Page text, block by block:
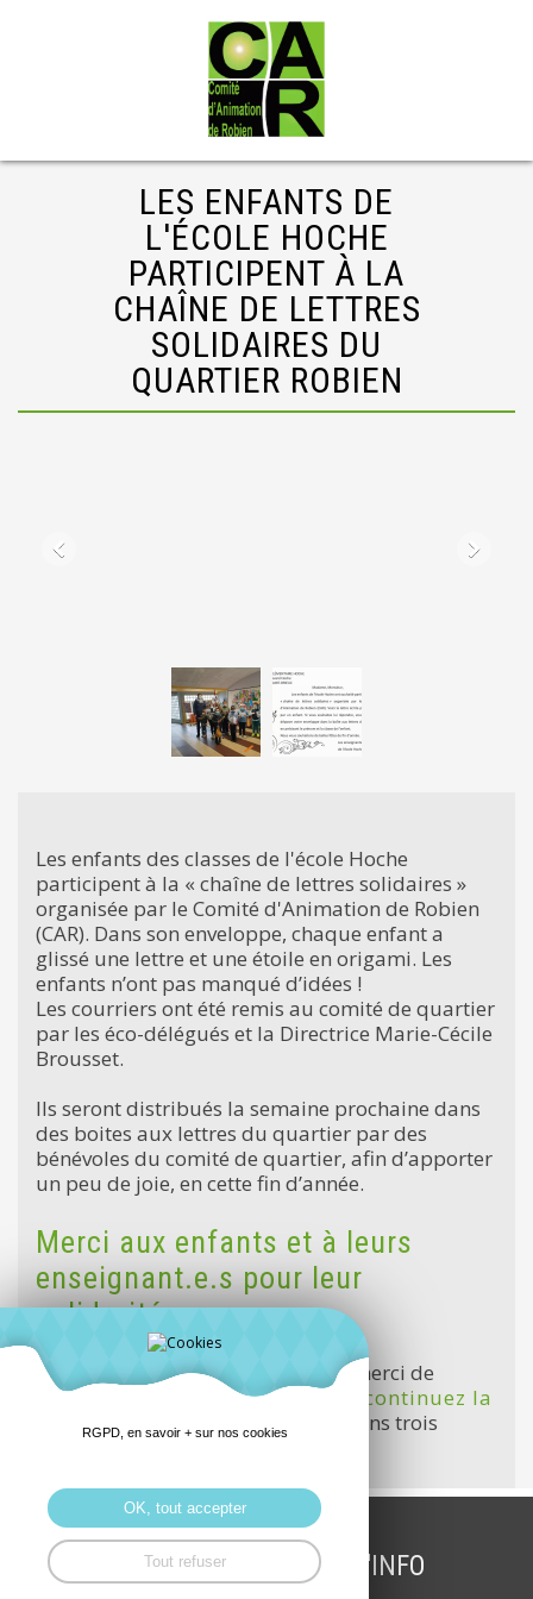
LES ENFANTS DE
L'ÉCOLE HOCHE
PARTICIPENT À LA
CHAÎNE DE LETTRES
SOLIDAIRES DU
QUARTIER ROBIEN
Les enfants des classes de l'école Hoche
participent à la « chaîne de lettres solidaires »
organisée par le Comité d'Animation de Robien
(CAR). Dans son enveloppe, chaque enfant a
glissé une lettre et une étoile en origami. Les
enfants n’ont pas manqué d’idées !
Les courriers ont été remis au comité de quartier
par les éco-délégués et la Directrice Marie-Cécile
Brousset.
Ils seront distribués la semaine prochaine dans
des boites aux lettres du quartier par des
bénévoles du comité de quartier, afin d’apporter
un peu de joie, en cette fin d’année.
Merci aux enfants et à leurs
enseignant.e.s pour leur
solidarité.
Si vous recevez une de ces lettres, merci de
répondre à cet enfant. Et peut-être
continuez la
chaîneen déposant trois lettres dans trois
boites aux lettres du quartier.
INSCRIPTION LETTRE D'INFO
RGPD, en savoir + sur nos cookies
OK, tout accepter
Tout refuser